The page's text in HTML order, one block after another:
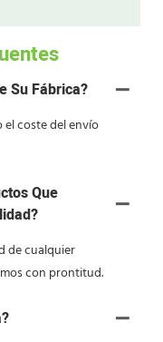
Su Fábrica?
el coste del envío
Que
de cualquier
con prontitud.